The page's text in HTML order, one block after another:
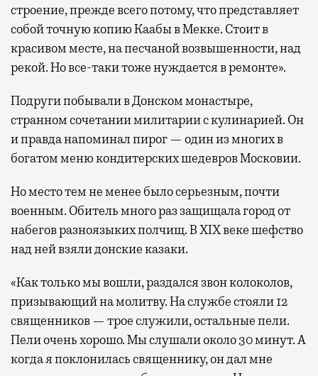
строение, прежде всего потому, что представляет
собой точную копию Каабы в Мекке. Стоит в
красивом месте, на песчаной возвышенности, над
рекой. Но все-таки тоже нуждается в ремонте».
Подруги побывали в Донском монастыре,
странном сочетании милитарии с кулинарией. Он
и правда напоминал пирог — один из многих в
богатом меню кондитерских шедевров Московии.
Но место тем не менее было серьезным, почти
военным. Обитель много раз защищала город от
набегов разноязыких полчищ. В XIX веке шефство
над ней взяли донские казаки.
«Как только мы вошли, раздался звон колоколов,
призывающий на молитву. На службе стояли 12
священников — трое служили, остальные пели.
Пели очень хорошо. Мы слушали около 30 минут. А
когда я поклонилась священнику, он дал мне